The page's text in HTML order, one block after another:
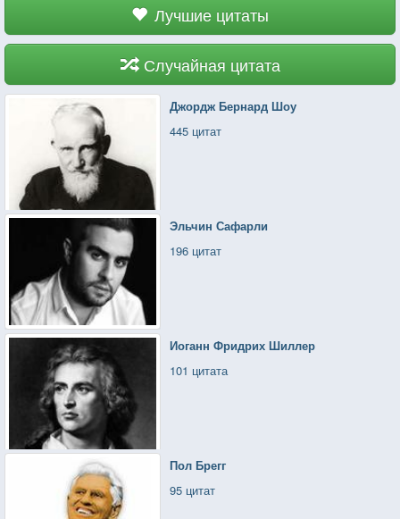
Лучшие цитаты
Случайная цитата
Джордж Бернард Шоу
445 цитат
Эльчин Сафарли
196 цитат
Иоганн Фридрих Шиллер
101 цитата
Пол Брегг
95 цитат